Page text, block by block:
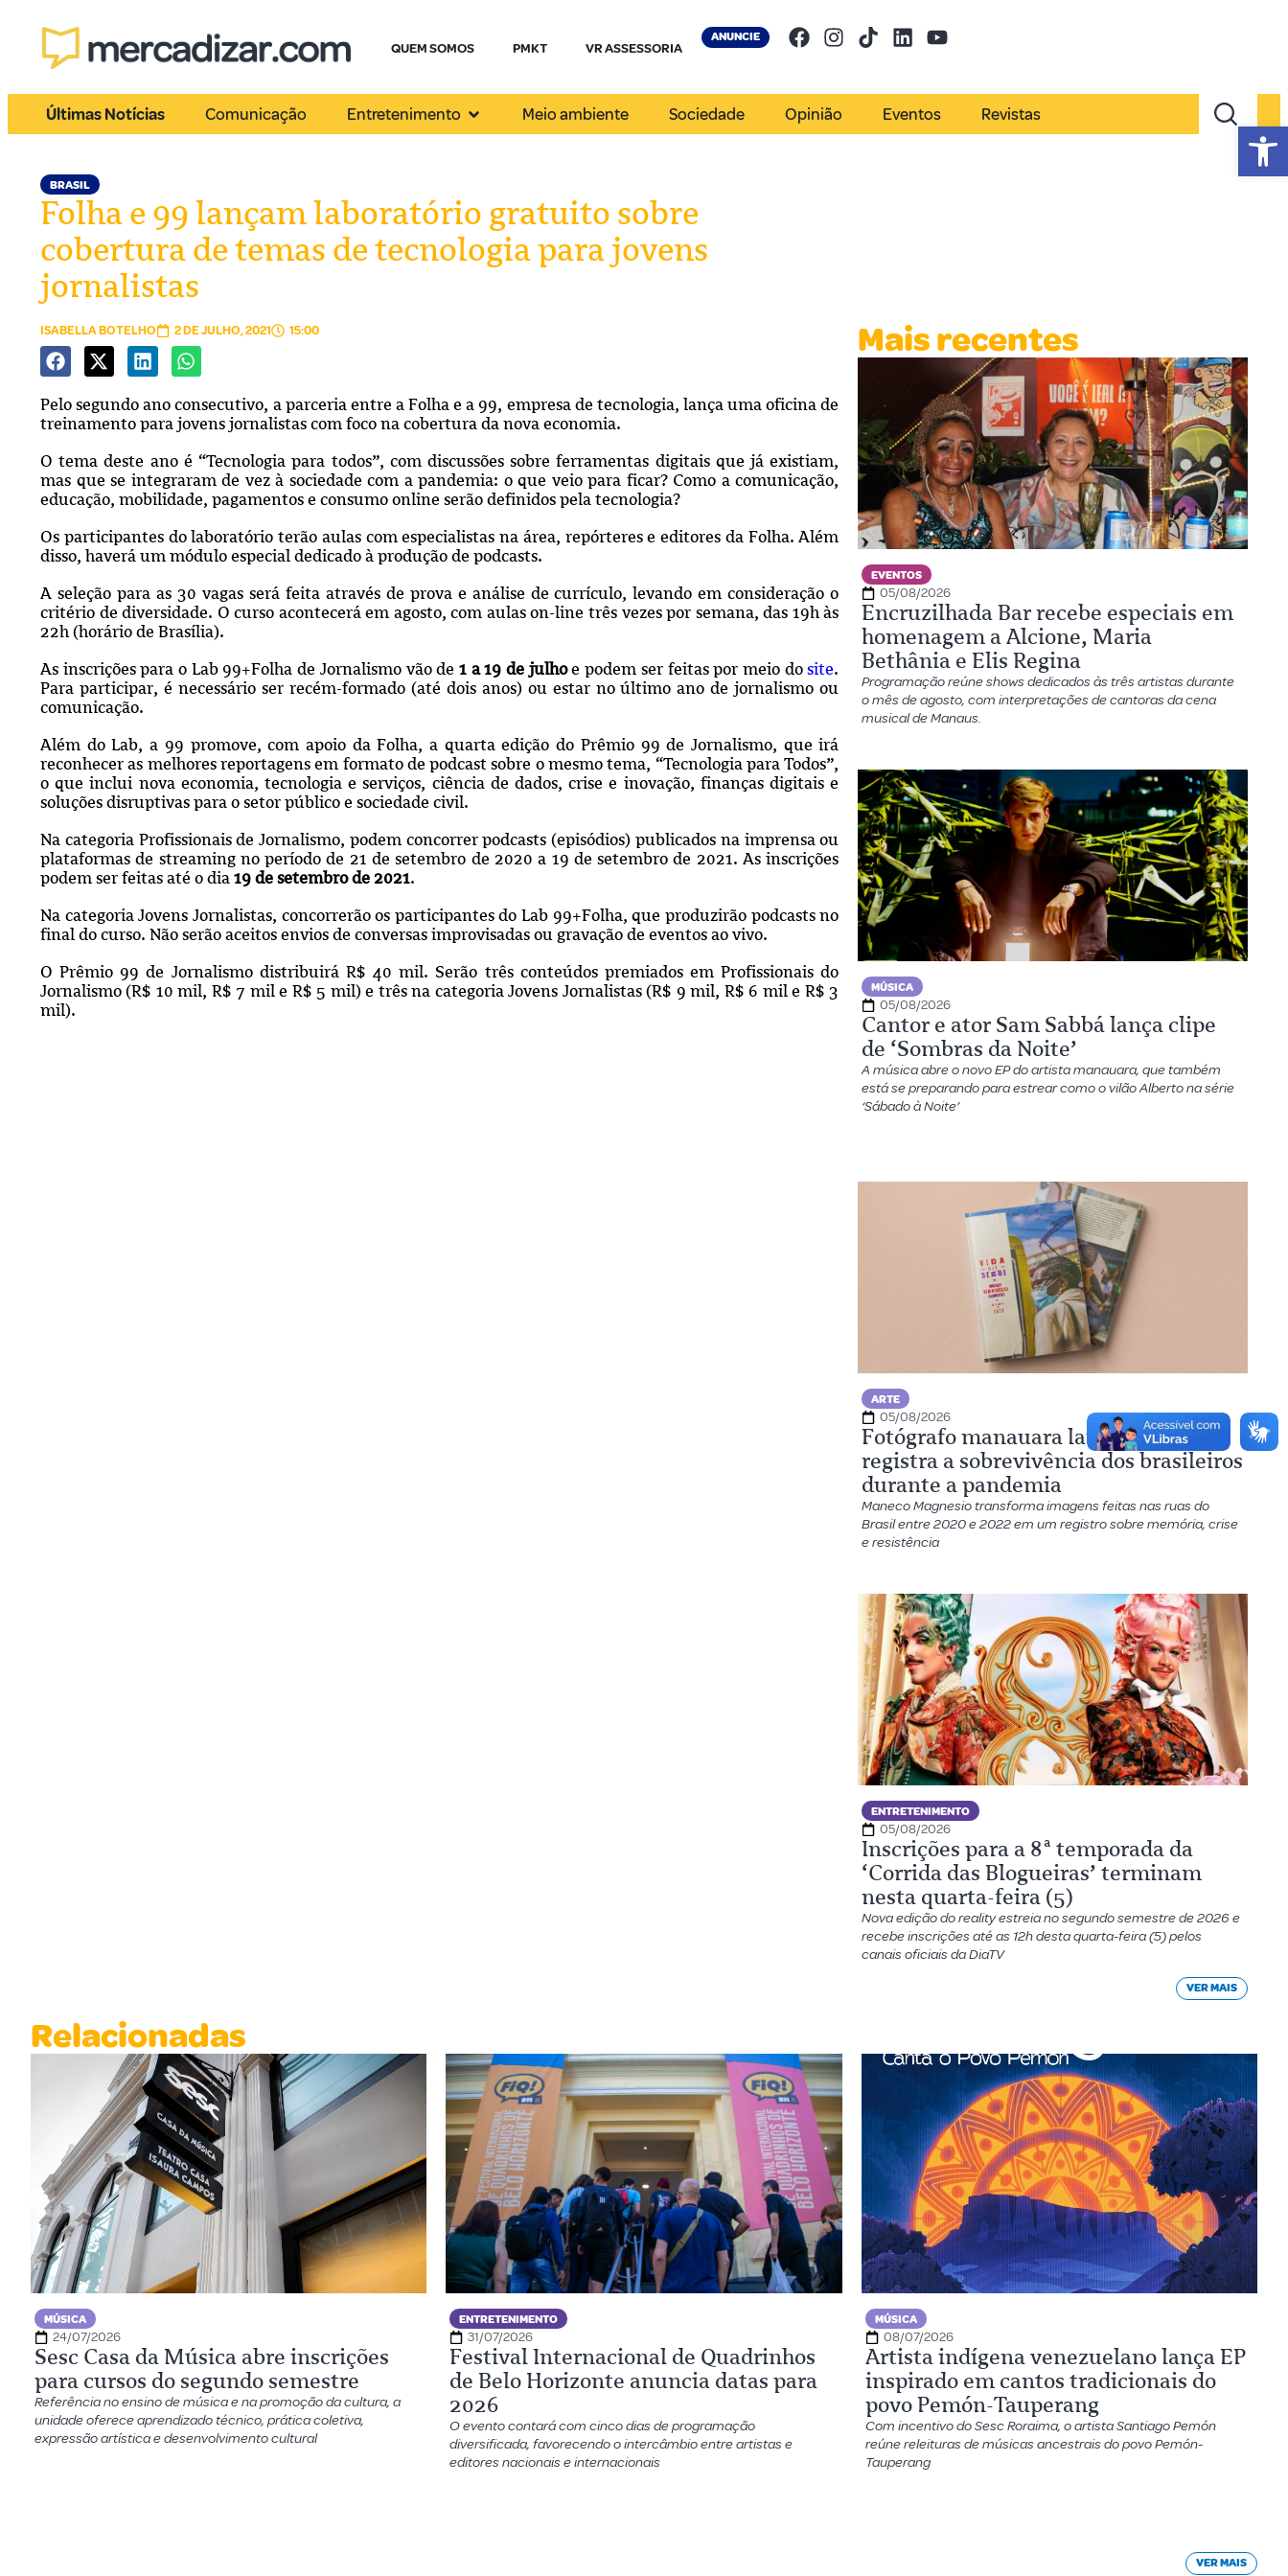
QUEM SOMOS PMKT VR ASSESSORIA
ANUNCIE
Últimas Notícias Comunicação Entretenimento Meio ambiente Sociedade Opinião Eventos Revistas
BRASIL
Folha e 99 lançam laboratório gratuito sobre
cobertura de temas de tecnologia para jovens
jornalistas
ISABELLA BOTELHO 2 DE JULHO, 2021 15:00
Pelo segundo ano consecutivo, a parceria entre a Folha e a 99, empresa de tecnologia, lança uma oficina de
treinamento para jovens jornalistas com foco na cobertura da nova economia.
O tema deste ano é “Tecnologia para todos”, com discussões sobre ferramentas digitais que já existiam,
mas que se integraram de vez à sociedade com a pandemia: o que veio para ficar? Como a comunicação,
educação, mobilidade, pagamentos e consumo online serão definidos pela tecnologia?
Os participantes do laboratório terão aulas com especialistas na área, repórteres e editores da Folha. Além
disso, haverá um módulo especial dedicado à produção de podcasts.
A seleção para as 30 vagas será feita através de prova e análise de currículo, levando em consideração o
critério de diversidade. O curso acontecerá em agosto, com aulas on-line três vezes por semana, das 19h às
22h (horário de Brasília).
As inscrições para o Lab 99+Folha de Jornalismo vão de 1 a 19 de julhoe podem ser feitas por meio dosite.
Para participar, é necessário ser recém-formado (até dois anos) ou estar no último ano de jornalismo ou
comunicação.
Além do Lab, a 99 promove, com apoio da Folha, a quarta edição do Prêmio 99 de Jornalismo, que irá
reconhecer as melhores reportagens em formato de podcast sobre o mesmo tema, “Tecnologia para Todos”,
o que inclui nova economia, tecnologia e serviços, ciência de dados, crise e inovação, finanças digitais e
soluções disruptivas para o setor público e sociedade civil.
Na categoria Profissionais de Jornalismo, podem concorrer podcasts (episódios) publicados na imprensa ou
plataformas de streaming no período de 21 de setembro de 2020 a 19 de setembro de 2021. As inscrições
podem ser feitas até o dia 19 de setembro de 2021.
Na categoria Jovens Jornalistas, concorrerão os participantes do Lab 99+Folha, que produzirão podcasts no
final do curso. Não serão aceitos envios de conversas improvisadas ou gravação de eventos ao vivo.
O Prêmio 99 de Jornalismo distribuirá R$ 40 mil. Serão três conteúdos premiados em Profissionais do
Jornalismo (R$ 10 mil, R$ 7 mil e R$ 5 mil) e três na categoria Jovens Jornalistas (R$ 9 mil, R$ 6 mil e R$ 3
mil).
Mais recentes
EVENTOS
05/08/2026
Encruzilhada Bar recebe especiais em
homenagem a Alcione, Maria
Bethânia e Elis Regina
Programação reúne shows dedicados às três artistas durante
o mês de agosto, com interpretações de cantoras da cena
musical de Manaus.
MÚSICA
05/08/2026
Cantor e ator Sam Sabbá lança clipe
de ‘Sombras da Noite’
A música abre o novo EP do artista manauara, que também
está se preparando para estrear como o vilão Alberto na série
‘Sábado à Noite’
ARTE
05/08/2026
Fotógrafo manauara lança livro que
registra a sobrevivência dos brasileiros
durante a pandemia
Maneco Magnesio transforma imagens feitas nas ruas do
Brasil entre 2020 e 2022 em um registro sobre memória, crise
e resistência
ENTRETENIMENTO
05/08/2026
Inscrições para a 8ª temporada da
‘Corrida das Blogueiras’ terminam
nesta quarta-feira (5)
Nova edição do reality estreia no segundo semestre de 2026 e
recebe inscrições até as 12h desta quarta-feira (5) pelos
canais oficiais da DiaTV
VER MAIS
Relacionadas
MÚSICA
24/07/2026
Sesc Casa da Música abre inscrições
para cursos do segundo semestre
Referência no ensino de música e na promoção da cultura, a
unidade oferece aprendizado técnico, prática coletiva,
expressão artística e desenvolvimento cultural
ENTRETENIMENTO
31/07/2026
Festival Internacional de Quadrinhos
de Belo Horizonte anuncia datas para
2026
O evento contará com cinco dias de programação
diversificada, favorecendo o intercâmbio entre artistas e
editores nacionais e internacionais
MÚSICA
08/07/2026
Artista indígena venezuelano lança EP
inspirado em cantos tradicionais do
povo Pemón-Tauperang
Com incentivo do Sesc Roraima, o artista Santiago Pemón
reúne releituras de músicas ancestrais do povo Pemón-
Tauperang
VER MAIS